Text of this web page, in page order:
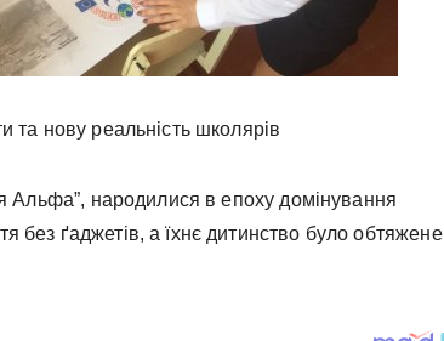
та нову реальність школярів
Альфа”, народилися в епоху домінування
без ґаджетів, а їхнє дитинство було обтяжене